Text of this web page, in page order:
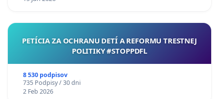
PETÍCIA ZA OCHRANU DETÍ A REFORMU TRESTNEJ
POLITIKY #STOPPDFL
8 530 podpisov
735 Podpisy / 30 dni
2 Feb 2026